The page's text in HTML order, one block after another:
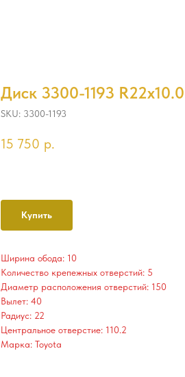
Диск 3300-1193
SKU: 3300-1193
15 750 р.
Купить
Ширина обода: 10
Количество крепежных отверстий: 5
Диаметр расположения отверстий: 150
Вылет: 40
Радиус: 22
Центральное отверстие: 110.2
Марка: Toyota